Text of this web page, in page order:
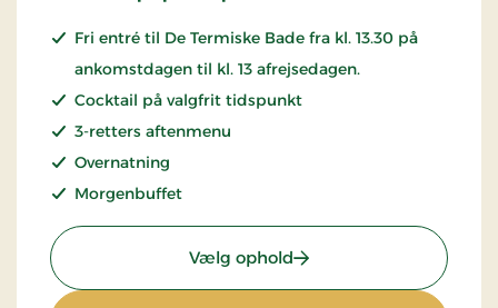
Fri entré til De Termiske Bade fra kl. 13.30 på
ankomstdagen til kl. 13 afrejsedagen.
Cocktail på valgfrit tidspunkt
3-retters aftenmenu
Overnatning
Morgenbuffet
Vælg ophold: Kæresteophold